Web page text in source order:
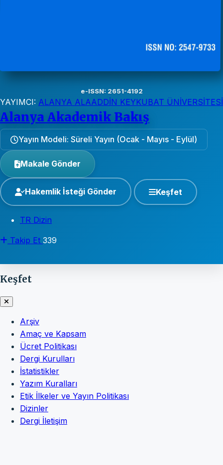
e-ISSN: 2651-4192
YAYIMCI: ALANYA ALAADDİN KEYKUBAT ÜNİVERSİTESİ
Alanya Akademik Bakış
Yayın Modeli: Süreli Yayın (Ocak - Mayıs - Eylül)
Makale Gönder
Hakemlik İsteği Gönder Keşfet
TR Dizin
Takip Et 339
Keşfet
Arşiv
Amaç ve Kapsam
Ücret Politikası
Dergi Kurulları
İstatistikler
Yazım Kuralları
Etik İlkeler ve Yayın Politikası
Dizinler
Dergi İletişim